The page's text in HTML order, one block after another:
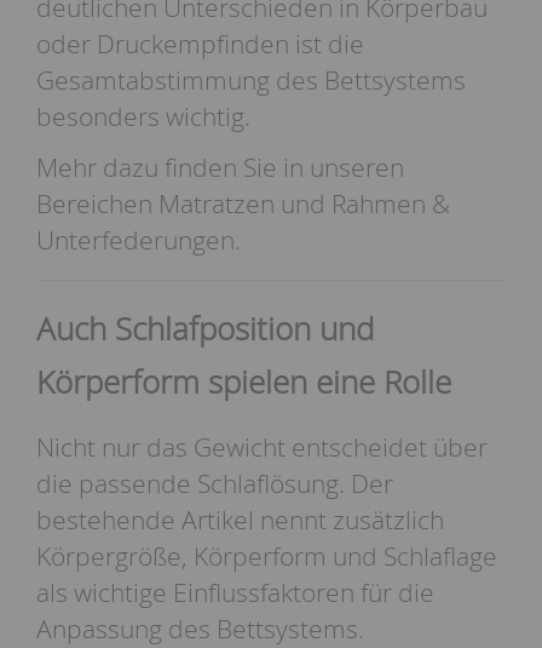
deutlichen Unterschieden in Körperbau
oder Druckempfinden ist die
Gesamtabstimmung des Bettsystems
besonders wichtig.
Mehr dazu finden Sie in unseren
Bereichen Matratzen und Rahmen &
Unterfederungen.
Auch Schlafposition und
Körperform spielen eine Rolle
Nicht nur das Gewicht entscheidet über
die passende Schlaflösung. Der
bestehende Artikel nennt zusätzlich
Körpergröße, Körperform und Schlaflage
als wichtige Einflussfaktoren für die
Anpassung des Bettsystems.